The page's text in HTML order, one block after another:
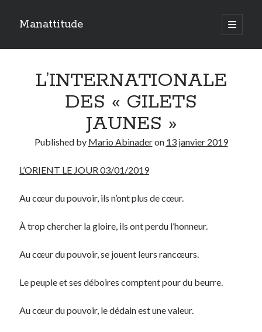
Manattitude
open
primary
Sidebar
C’est qui moi ?
Le réveil de l’ange…
TOUTES LES PUBLICATIONS
TOUTES
LES
Archives
L’INTERNATIONALE
DES « GILETS
JAUNES »
Published by Mario Abinaderon 13 janvier 2019
L’ORIENT LE JOUR 03/01/2019
Au cœur du pouvoir, ils n’ont plus de cœur.
À trop chercher la gloire, ils ont perdu l’honneur.
Au cœur du pouvoir, se jouent leurs rancœurs.
Le peuple et ses déboires comptent pour du beurre.
Au cœur du pouvoir, le dédain est une valeur.